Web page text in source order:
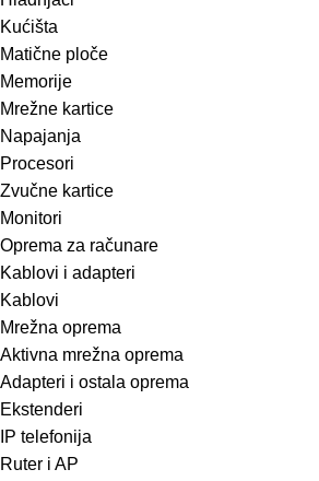
Kućišta
Matične ploče
Memorije
Mrežne kartice
Napajanja
Procesori
Zvučne kartice
Monitori
Oprema za računare
Kablovi i adapteri
Kablovi
Mrežna oprema
Aktivna mrežna oprema
Adapteri i ostala oprema
Ekstenderi
IP telefonija
Ruter i AP